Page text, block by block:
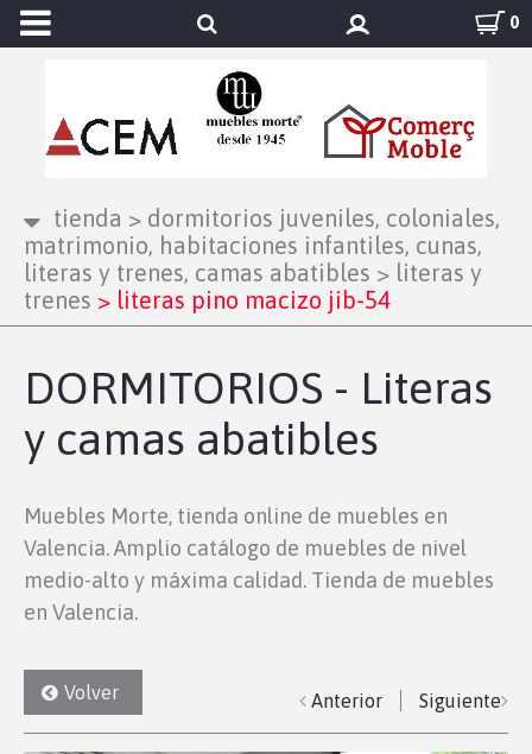
0
tienda > dormitorios juveniles, coloniales,
matrimonio, habitaciones infantiles, cunas,
literas y trenes, camas abatibles > literas y
trenes > literas pino macizo jib-54
DORMITORIOS - Literas
y camas abatibles
Muebles Morte, tienda online de muebles en
Valencia. Amplio catálogo de muebles de nivel
medio-alto y máxima calidad. Tienda de muebles
en Valencia.
Volver Anterior Siguiente